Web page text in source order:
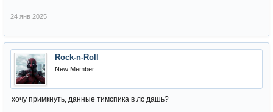
24 янв 2025
Rock-n-Roll
New Member
хочу примкнуть, данные тимспика в лс дашь?